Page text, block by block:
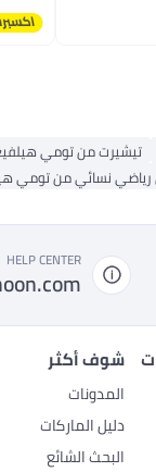
تيشيرت من تومي
رياضي نسائي من تومي
HELP CENTER
شوف أكثر
المدونات
دليل الماركات
البحث الشائع